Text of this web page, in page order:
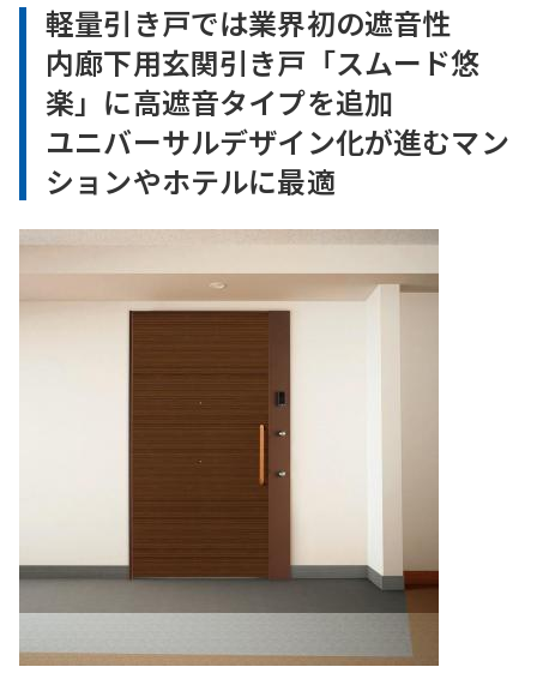
軽量引き戸では業界初の遮音性
内廊下用玄関引き戸「スムード悠
楽」に高遮音タイプを追加
ユニバーサルデザイン化が進むマン
ションやホテルに最適